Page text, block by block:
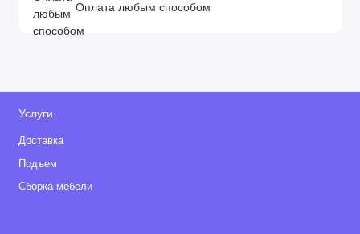
Оплата любым способом
Услуги
Доставка
Подъем
Сборка мебели